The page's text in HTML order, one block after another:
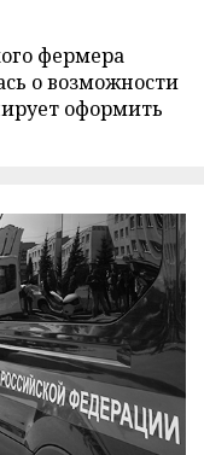
фермера
о возможности
оформить